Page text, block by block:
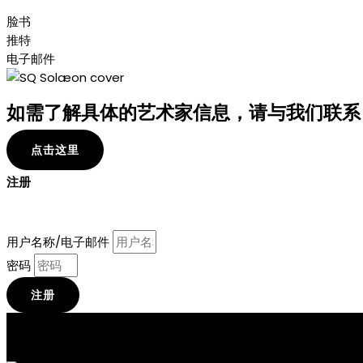
脸书
推特
电子邮件
如需了解具体的艺术家信息，请与我们联系
点击这里
注册
用户名称/电子邮件
密码
注册